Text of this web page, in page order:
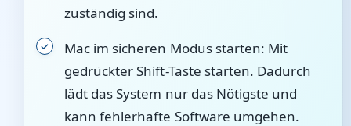
zuständig sind.
Mac im sicheren Modus starten: Mit
gedrückter Shift-Taste starten. Dadurch
lädt das System nur das Nötigste und
kann fehlerhafte Software umgehen.